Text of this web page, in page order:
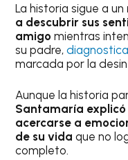
La historia sigue a un
a descubrir sus
amigomientras
su padre,
marcada por la
Aunque la historia
Santamaría
acercarse a
de su vidaque no
completo.